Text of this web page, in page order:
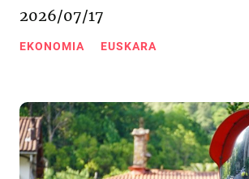
2026/07/17
EKONOMIA EUSKARA